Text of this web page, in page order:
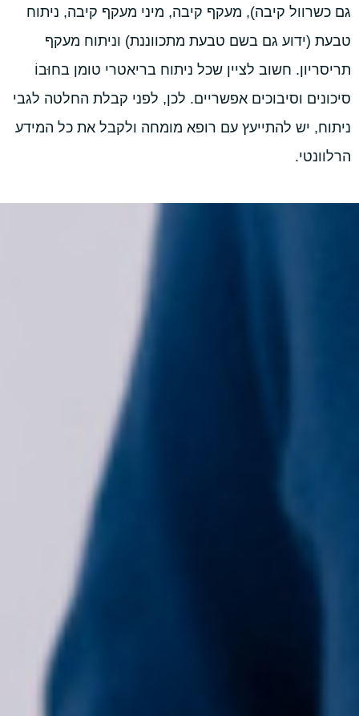
גם כשרוול קיבה), מעקף קיבה, מיני מעקף קיבה, ניתוח
טבעת (ידוע גם בשם טבעת מתכווננת) וניתוח מעקף
תריסריון. חשוב לציין שכל ניתוח בריאטרי טומן בחוּבוֹ
סיכונים וסיבוכים אפשריים. לכן, לפני קבלת החלטה לגבי
ניתוח, יש להתייעץ עם רופא מומחה ולקבל את כל המידע
הרלוונטי.